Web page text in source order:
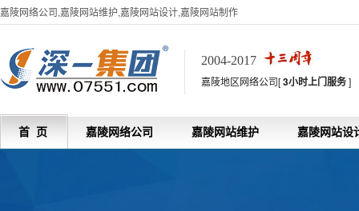
嘉陵网络公司,嘉陵网站维护,嘉陵网站设计,嘉陵网站制作
2004-2017
嘉陵地区网络公司[3小时上门服务]
首 页 嘉陵网络公司 嘉陵网站维护 嘉陵网站设